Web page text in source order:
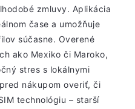
zmluvy. Aplikácia
čase a umožňuje
súčasne. Overené
ako Mexiko či Maroko,
stres s lokálnymi
nákupom overiť, či
technológiu – starší